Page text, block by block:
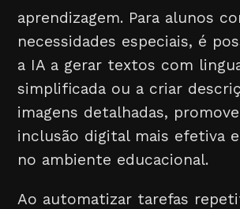
aprendizagem. Para alunos
necessidades especiais, é
a IA a gerar textos com
simplificada ou a criar
imagens detalhadas,
inclusão digital mais efetiva
no ambiente educacional.
Ao automatizar tarefas